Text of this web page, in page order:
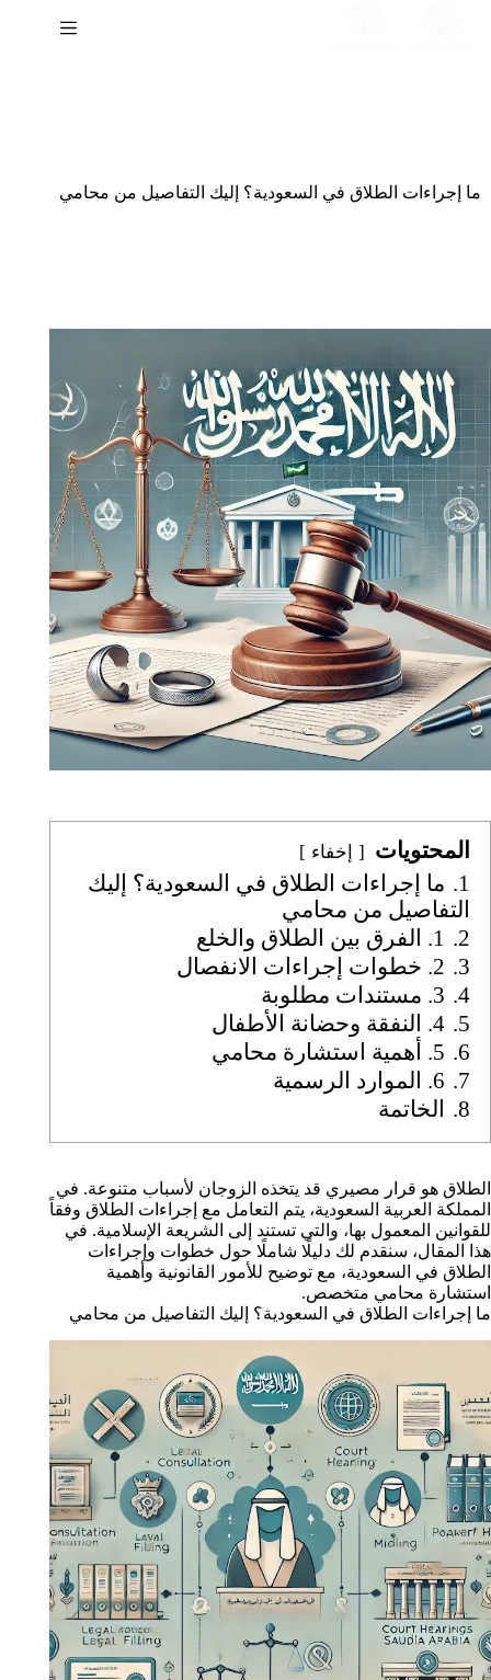
ما إجراءات الطلاق في السعودية؟ إليك التفاصيل من محامي
المحتويات إخفاء
1.
ما إجراءات الطلاق في السعودية؟ إليك
التفاصيل من محامي
2.
1. الفرق بين الطلاق والخلع
3.
2. خطوات إجراءات الانفصال
4. 3. مستندات مطلوبة
5. 4. النفقة وحضانة الأطفال
6.
5. أهمية استشارة محامي
7.
6. الموارد الرسمية
8.
الخاتمة
الطلاق هو قرار مصيري قد يتخذه الزوجان لأسباب متنوعة. في
المملكة العربية السعودية، يتم التعامل مع إجراءات الطلاق وفقاً
للقوانين المعمول بها، والتي تستند إلى الشريعة الإسلامية. في
هذا المقال، سنقدم لك دليلًا شاملًا حول خطوات وإجراءات
الطلاق في السعودية، مع توضيح للأمور القانونية وأهمية
استشارة محامي متخصص.
ما إجراءات الطلاق في السعودية؟ إليك التفاصيل من محامي